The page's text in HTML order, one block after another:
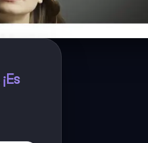
¡Es